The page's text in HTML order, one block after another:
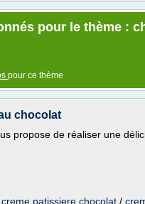
pour le thème :
pour ce thème
chocolat
propose de réaliser une
patissiere chocolat /